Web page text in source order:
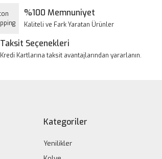
%100 Memnuniyet
Kaliteli ve Fark Yaratan Ürünler
Taksit Seçenekleri
Kredi Kartlarına taksit avantajlarından yararlanın.
Kategoriler
Yenilikler